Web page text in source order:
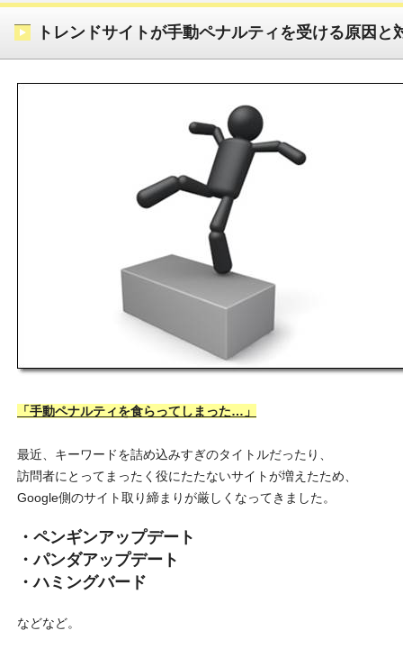
トレンドサイトが手動ペナルティを受ける原因と
「手動ペナルティを食らってしまった…」
最近、キーワードを詰め込みすぎのタイトルだったり、
訪問者にとってまったく役にたたないサイトが増えたため、
Google側のサイト取り締まりが厳しくなってきました。
・ペンギンアップデート
・パンダアップデート
・ハミングバード
などなど。
ススメなのかわからないと思います。ここでは初心者でもアドセンス
稼ぐ手法を中心に、インターネットを使ってお金を稼ぐ手法を紹介し